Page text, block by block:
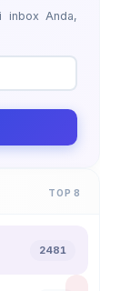
inbox Anda,
TOP 8
2481